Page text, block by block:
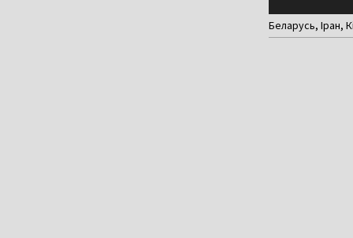
Беларусь, Іран,